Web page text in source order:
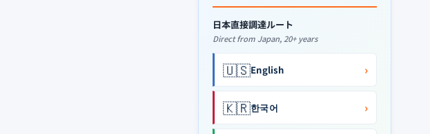
日本直接調達ルート
Direct from Japan, 20+ years
🇺🇸English ›
🇰🇷한국어 ›